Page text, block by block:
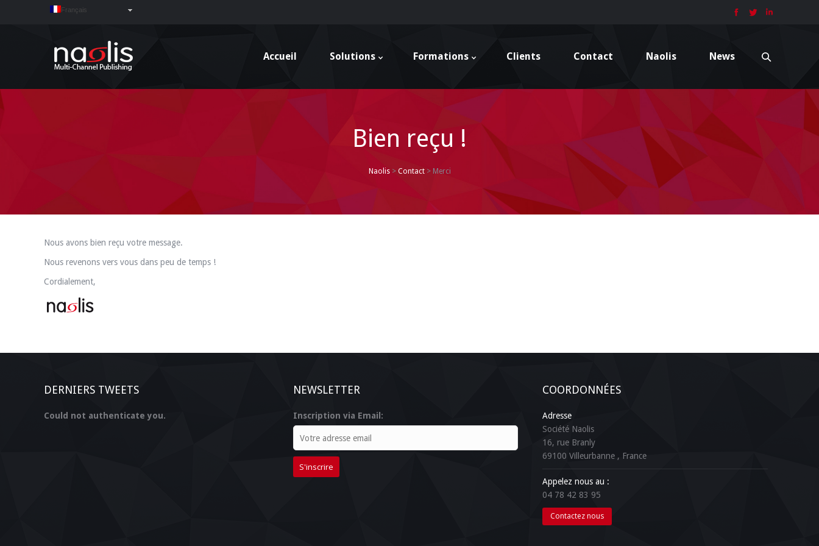
Français
Accueil Solutions Formations Clients Contact Naolis News
Bien reçu !
Naolis> Contact> Merci
Nous avons bien reçu votre message.
Nous revenons vers vous dans peu de temps !
Cordialement,
DERNIERS TWEETS
Could not authenticate you.
NEWSLETTER
Inscription via Email:
COORDONNÉES
Adresse
Société Naolis
16, rue Branly
69100Villeurbanne , France
Appelez nous au :
04 78 42 83 95
Contactez nous